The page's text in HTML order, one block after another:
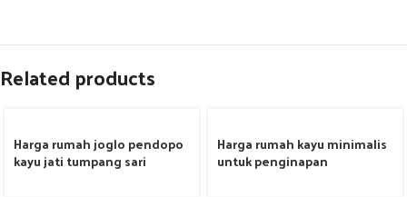
Related products
Harga rumah joglo pendopo
kayu jati tumpang sari
Harga rumah kayu minimalis
untuk penginapan